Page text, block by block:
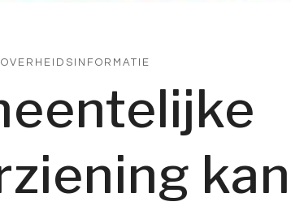
OVERHEIDSINFORMATIE